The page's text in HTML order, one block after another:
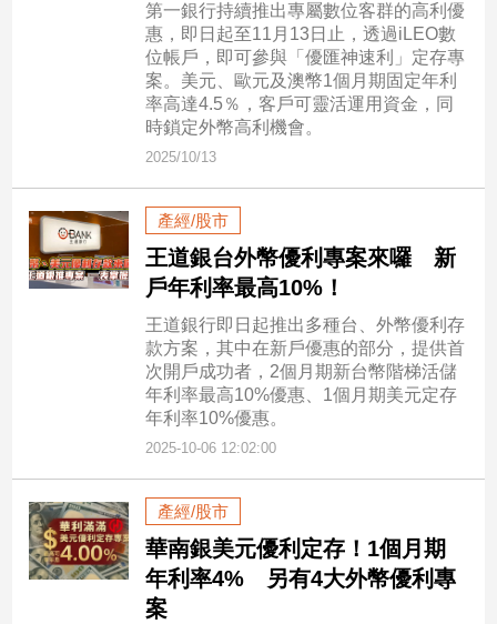
影
專
區
投
稿
第一銀行持續推出專屬數位客群的高利優
惠，即日起至11月13日止，透過iLEO數
位帳戶，即可參與「優匯神速利」定存專
案。美元、歐元及澳幣1個月期固定年利
率高達4.5％，客戶可靈活運用資金，同
時鎖定外幣高利機會。
2025/10/13
產經/股市
王道銀台外幣優利專案來囉 新
戶年利率最高10%！
王道銀行即日起推出多種台、外幣優利存
款方案，其中在新戶優惠的部分，提供首
次開戶成功者，2個月期新台幣階梯活儲
年利率最高10%優惠、1個月期美元定存
年利率10%優惠。
2025-10-06 12:02:00
產經/股市
華南銀美元優利定存！1個月期
年利率4% 另有4大外幣優利專
案